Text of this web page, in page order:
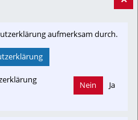
Mitarbeiter
aufmerksam durch.
Nein Ja